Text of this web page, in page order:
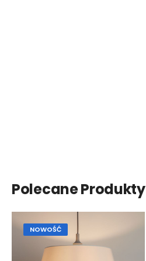
Polecane Produkty
NOWOŚĆ